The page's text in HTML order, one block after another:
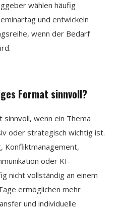
wählen häufig
und entwickeln
wenn der Bedarf
Format sinnvoll?
wenn ein Thema
oder strategisch wichtig ist.
Konfliktmanagement,
oder KI-
nicht vollständig an einem
ermöglichen mehr
und individuelle